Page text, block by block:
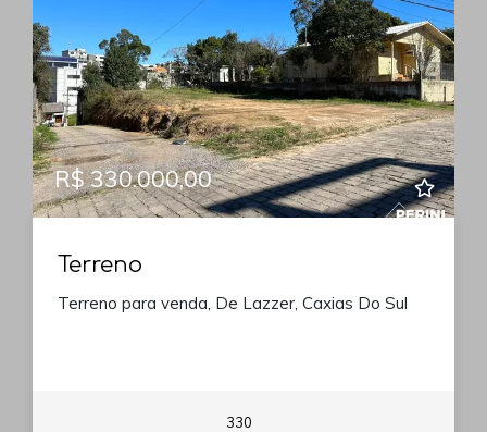
R$ 330.000,00
Terreno
Terreno para venda, De Lazzer, Caxias Do Sul
330